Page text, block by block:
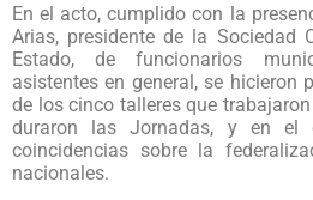
En el acto, cumplido con la
Arias, presidente de la Sociedad
Estado, de funcionarios
asistentes en general, se hicieron
de los cinco talleres que
duraron las Jornadas, y en el
coincidencias sobre la
nacionales.